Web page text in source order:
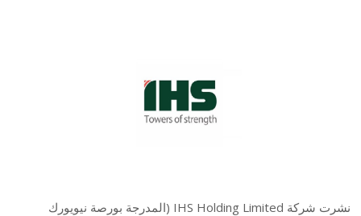
نشرت شركة IHS Holding Limited (المدرجة بورصة نيويورك